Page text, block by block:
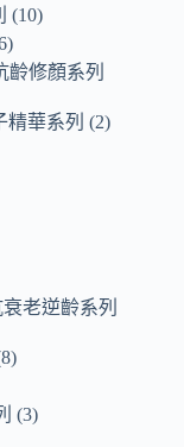
10
齡修顏系列
精華系列
2
老逆齡系列
8
3